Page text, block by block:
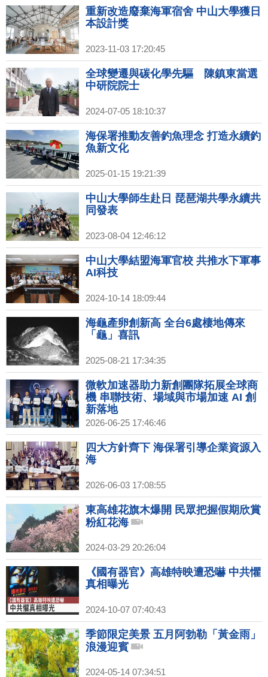
重新改造廢棄海軍宿舍 中山大學獲日
本設計獎
2023-11-03 17:20:45
全球變遷與碳化學先驅 陳鎮東當選
中研院院士
2024-07-05 18:10:37
海保署推動友善釣魚理念 打造永續釣
魚新文化
2025-01-15 19:21:39
中山大學師生赴日 琵琶湖共學永續共
同發表
2023-08-04 12:46:12
中山大學結盟海軍官校 共推水下軍事
AI科技
2024-10-14 18:09:44
海龜產卵創新高 全台6處棲地傳來
「龜」喜訊
2025-08-21 17:34:35
微軟加速器助力新創團隊拓展全球商
機 串聯技術、場域與市場加速 AI 創
新落地
2026-06-25 17:46:46
四大方針齊下 海保署引導企業資源入
海
2026-06-03 17:08:55
東高雄花旗木爆開 民眾把握假期欣賞
粉紅花海
2024-03-29 20:26:04
《國有器官》高雄特映遭恐嚇 中共懼
真相曝光
2024-10-07 07:40:43
季節限定美景 五月阿勃勒「黃金雨」
浪漫迎賓
2024-05-14 07:34:51